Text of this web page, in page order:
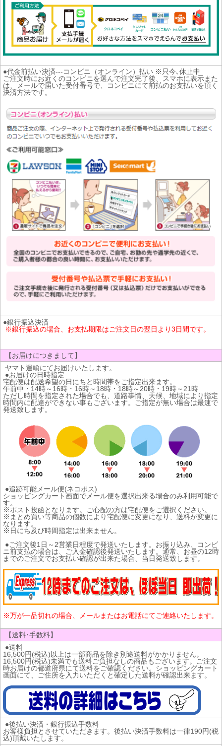
●代金前払い決済---コンビニ（オンライン）払い ※只今､休止中
ご注文時にお近くのコンビニを選んで注文完了後、スマホに表示また
は、メールで届いた受付番号で、コンビニにて前払のお支払いを頂く
決済方法です。
●銀行振込決済
※銀行振込の場合、お支払期限はご注文日の翌日より3日間です。
【お届けにつきまして】
ヤマト運輸にてお届けいたします。
●お届けの日時指定
宅配便は配送希望の日にちと時間帯をご指定出来ます。
午前中・14時～16時・16時～18時・18時～20時・19時～21時
ただし時間を指定された場合でも、道路事情、天候、地域により指定
時間内に配達ができない事もございます。ご指定が無い場合は最速で
発送致します。
●追跡可能メール便(ネコポス)
ショッピングカート画面でメール便を選択出来る場合のみ利用可能で
す。
※ポスト投函となります。ご心配の方は宅配便をご選択ください。
※まとめ買い等商品の個数により宅配便に変更になり、送料が変更に
なります。
※日にち及び時間指定は出来ません。
●ご注文後1日～2営業日程度で発送いたします。お振り込み、コンビ
ニ前支払の場合は、ご入金確認後発送いたします。通常、お昼の12時
までのご注文でお支払い確認が出来た場合、当日発送致します。
※万が一品切れの場合、メールまたはお電話にてご連絡いたします。
【送料･手数料】
●送料
16,500円(税込)以上は一部商品を除き別途送料がかかりません。
16,500円(税込)未満でも送料ご負担なしの商品もございます。ご注文
時お届けの都道府県にて送料をご確認ください。ショッピングカート
画面にて、ご住所を入力いただくと確定した送料が確認出来ます。
●後払い決済・銀行振込手数料
お客様負担とさせていただきます。後払い決済手数料は一律190円(税
込)頂戴いたします。